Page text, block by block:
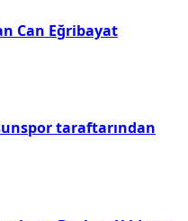
Can Eğribayat
taraftarından